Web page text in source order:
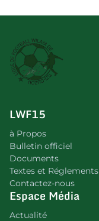
LWF15
à Propos
Bulletin officiel
Documents
Textes et Réglements
Contactez-nous
Espace Média
Actualité